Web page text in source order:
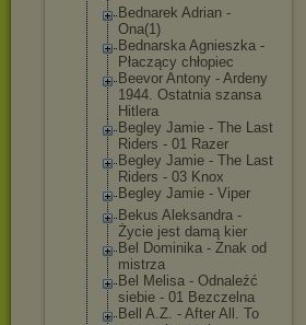
Bednarek Adrian -
Ona(1)
Bednarska Agnieszka -
Płaczący chłopiec
Beevor Antony - Ardeny
1944. Ostatnia szansa
Hitlera
Begley Jamie - The Last
Riders - 01 Razer
Begley Jamie - The Last
Riders - 03 Knox
Begley Jamie - Viper
Bekus Aleksandra -
Życie jest damą kier
Bel Dominika - Znak od
mistrza
Bel Melisa - Odnaleźć
siebie - 01 Bezczelna
Bell A.Z. - After All. To